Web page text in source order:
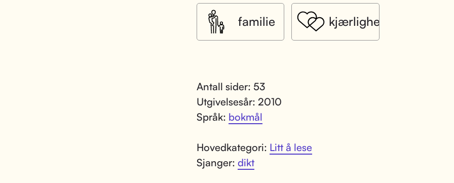
familie kjærlighet
Antall sider: 53
Utgivelsesår: 2010
Språk: bokmål
Hovedkategori: Litt å lese
Sjanger: dikt